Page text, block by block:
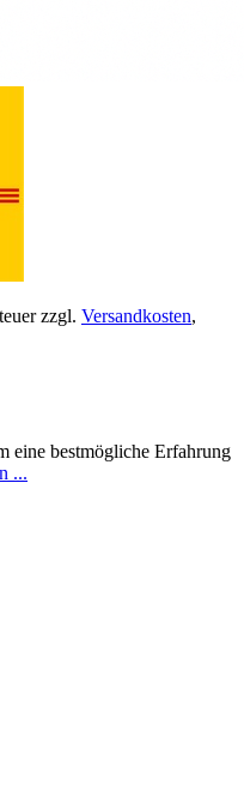
zzgl. Versandkosten,
eine bestmögliche Erfahrung
...